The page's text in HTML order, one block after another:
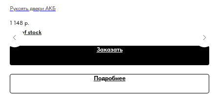
Рукоять двери АКБ
1 148 р.
Out of stock
Заказать
Подробнее